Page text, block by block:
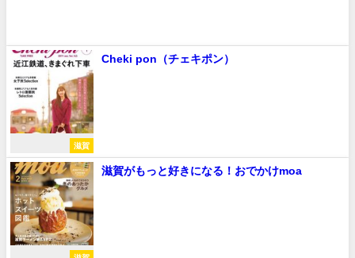
滋賀
Cheki pon（チェキポン）
滋賀がもっと好きになる！おでかけmoa